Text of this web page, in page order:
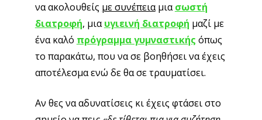
παρακάτω, που να σε βοηθήσει να έχεις
αποτέλεσμα ενώ δε θα σε τραυματίσει.
Αν θες να αδυνατίσεις κι έχεις φτάσει στο σημείο
να πεις«δε τίθεται πια για συζήτηση, αυτά τα κιλά
δέσμευσηείναι το πρώτο βήμα.Ακολούθησε το